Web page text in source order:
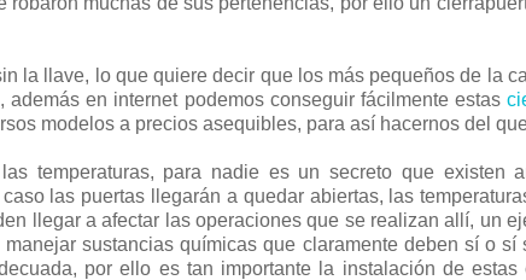
la llave, lo que quiere decir que los más pequeños de la
en internet podemos conseguir fácilmente estas
modelos a precios asequibles, para así hacernos del
temperaturas, para nadie es un secreto que existen
las puertas llegarán a quedar abiertas, las
llegar a afectar las operaciones que se realizan allí, un
sustancias químicas que claramente deben sí o sí
por ello es tan importante la instalación de estas